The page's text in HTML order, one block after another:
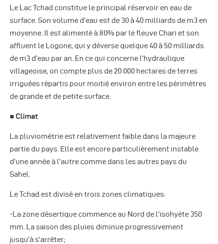
Le Lac Tchad constitue le principal réservoir en eau de
surface. Son volume d’eau est de 30 à 40 milliards de m3 en
moyenne. Il est alimenté à 80% par le fleuve Chari et son
affluent le Logone, qui y déverse quelque 40 à 50 milliards
de m3 d’eau par an. En ce qui concerne l’hydraulique
villageoise, on compte plus de 20 000 hectares de terres
irriguées répartis pour moitié environ entre les périmètres
de grande et de petite surface.
■ Climat
La pluviométrie est relativement faible dans la majeure
partie du pays. Elle est encore particulièrement instable
d’une année à l’autre comme dans les autres pays du
Sahel.
Le Tchad est divisé en trois zones climatiques:
-La zone désertique commence au Nord de l’isohyète 350
mm. La saison des pluies diminue progressivement
jusqu’à s’arrêter;